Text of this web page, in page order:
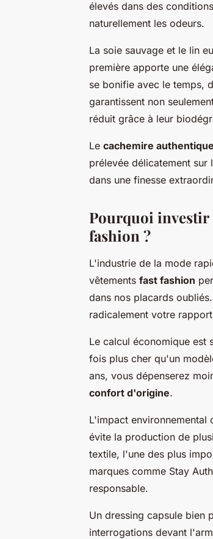
élevés dans des
naturellement les odeurs.
La soie sauvage et le lin
première apporte une
se bonifie avec le temps,
garantissent non
réduit grâce à leur
Le cachemire authentique
prélevée délicatement
dans une finesse
Pourquoi investir
fashion ?
L'industrie de la mode
vêtements fast fashion
dans nos placards
radicalement votre
Le calcul économique est
fois plus cher qu'un
ans, vous dépenserez
confort d'origine.
L'impact environnemental
évite la production de
textile, l'une des plus
marques comme Stay
responsable.
Un dressing capsule bien
interrogations devant